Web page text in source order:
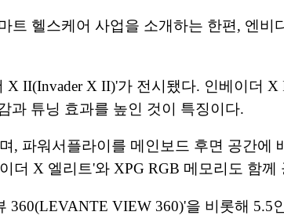
헬스케어 사업을 소개하는 한편, 엔비
II(Invader X II)'가 전시됐다. 인베이더
과 튜닝 효과를 높인 것이 특징이다.
, 파워서플라이를 메인보드 후면 공간
더 X 엘리트'와 XPG RGB 메모리도 함께
VIEW 360)'을 비롯해